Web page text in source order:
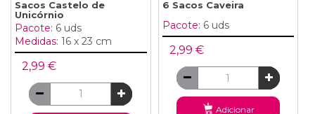
Sacos Castelo de
Unicórnio
Pacote: 6 uds
Medidas: 16 x 23 cm
2,99 €
6 Sacos Caveira
Pacote: 6 uds
2,99 €
Adicionar